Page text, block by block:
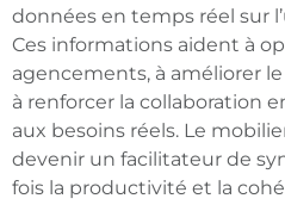
données en temps réel sur
Ces informations aident à
agencements, à améliorer
à renforcer la collaboration
aux besoins réels. Le
devenir un facilitateur de
fois la productivité et la